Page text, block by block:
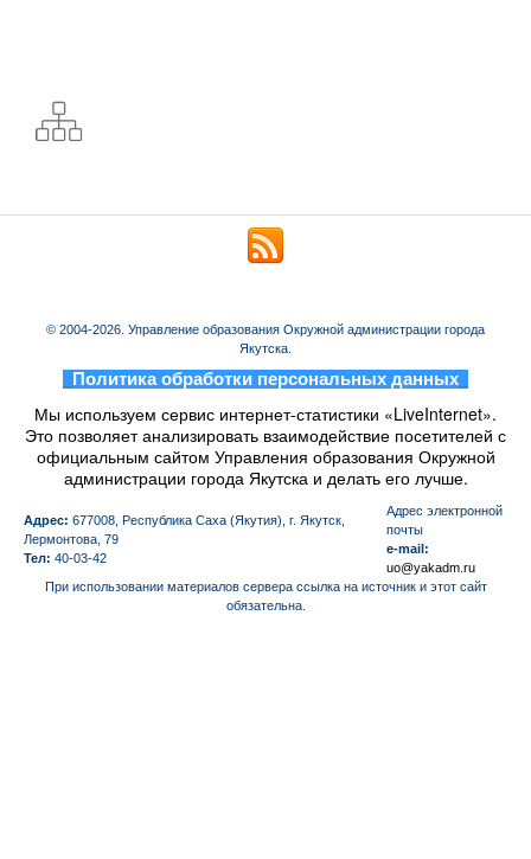
© 2004-2026. Управление образования Окружной администрации города
Якутска.
Политика обработки персональных данных
Мы используем сервис интернет-статистики «LiveInternet».
Это позволяет анализировать взаимодействие посетителей с
официальным сайтом Управления образования Окружной
администрации города Якутска и делать его лучше.
Адрес: 677008, Республика Саха (Якутия), г. Якутск,
Лермонтова, 79
Тел: 40-03-42
Aдрес электронной
почты
e-mail:
uo@yakadm.ru
При использовании материалов сервера ссылка на источник и этот сайт
обязательна.